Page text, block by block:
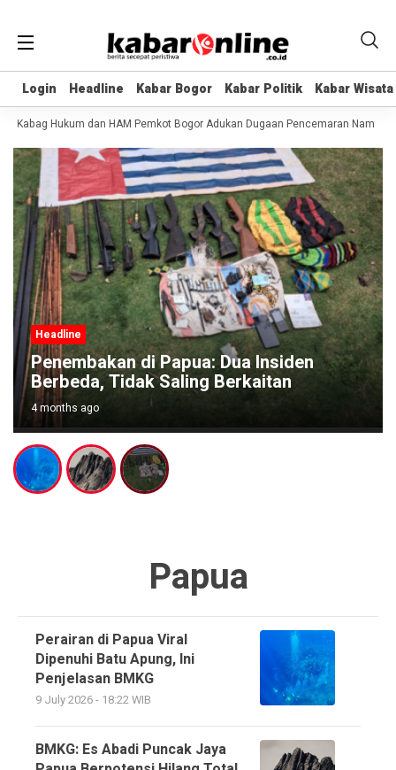
Login Headline Kabar Bogor Kabar Politik Kabar Wisata
Login Headline Kabar Bogor Kabar Politik Kabar Wisata
Hukum dan HAM Pemkot Bogor Adukan Dugaan Pencemaran Nama Baik
Headline
Perairan di Papua Viral Dipenuhi Batu
Apung, Ini Penjelasan BMKG
1 month ago
Papua
Perairan di Papua Viral
Dipenuhi Batu Apung, Ini
Penjelasan BMKG
9 July 2026 - 18:22 WIB
BMKG: Es Abadi Puncak Jaya